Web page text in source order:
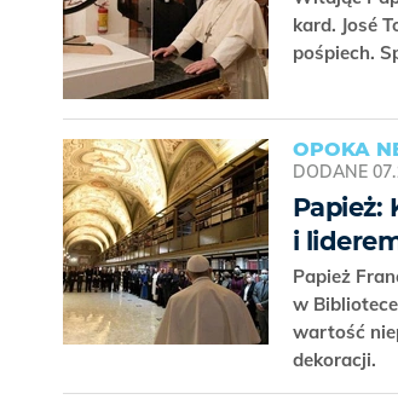
kard. José
pośpiech.
OPOKA
DODANE
Papież:
i
Papież
w
wartość
dekoracji.